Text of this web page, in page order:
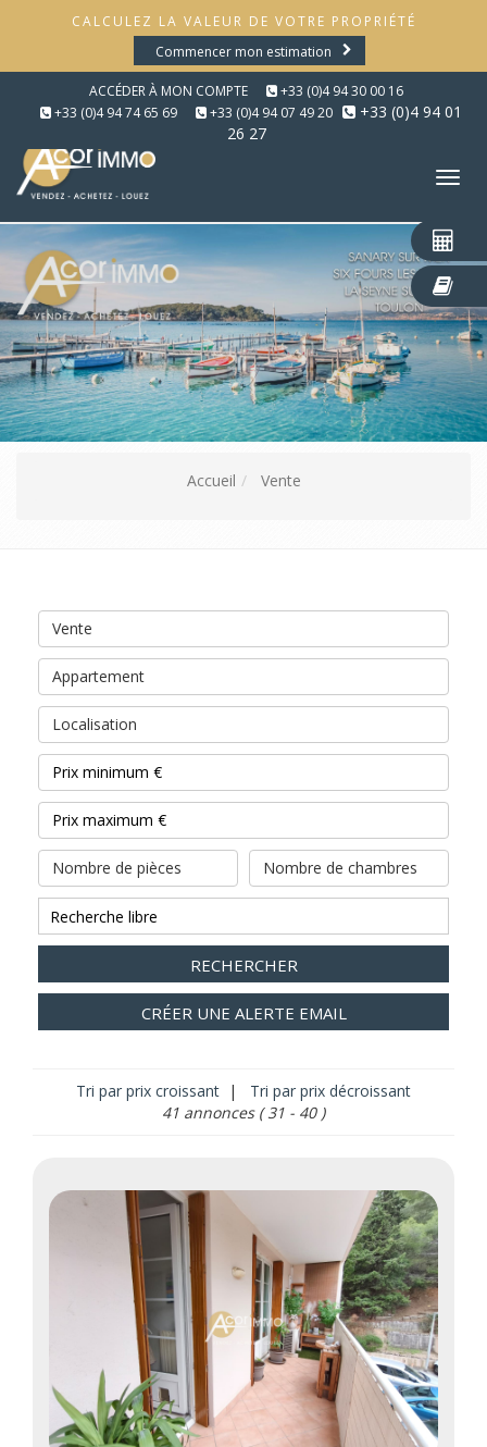
CALCULEZ LA VALEUR DE VOTRE PROPRIÉTÉ
Commencer mon estimation
ACCÉDER À MON COMPTE
+33 (0)4 94 30 00 16
+33 (0)4 94 74 65 69
+33 (0)4 94 07 49 20
+33 (0)4 94 01
26 27
Accueil Vente
Vente
Appartement
Localisation
Nombre de pièces Nombre de chambres
RECHERCHER
CRÉER UNE ALERTE EMAIL
Tri par prix croissant |
Tri par prix décroissant
41 annonces ( 31 - 40 )